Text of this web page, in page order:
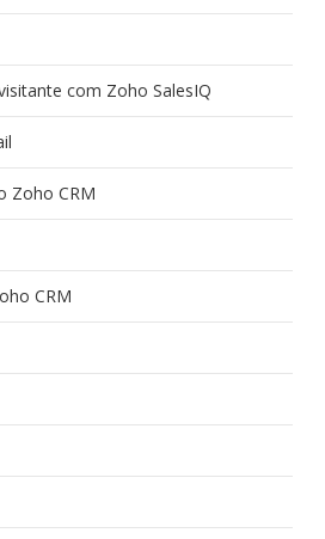
com Zoho SalesIQ
Zoho CRM
CRM